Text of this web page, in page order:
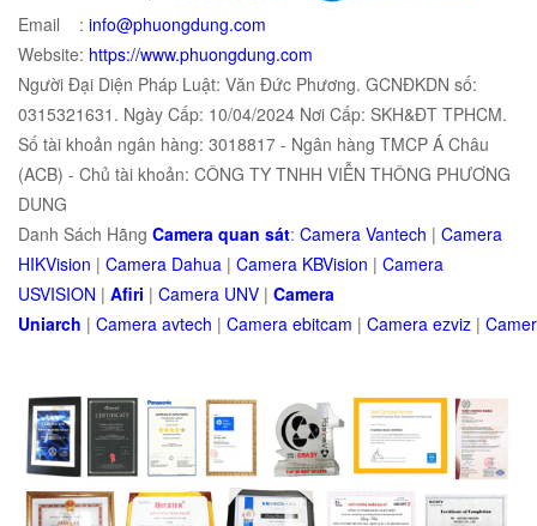
Email : info@phuongdung.com
Website: https://www.phuongdung.com
Người Đại Diện Pháp Luật: Văn Đức Phương. GCNĐKDN số:
0315321631. Ngày Cấp: 10/04/2024 Nơi Cấp: SKH&ĐT TPHCM.
Số tài khoản ngân hàng: 3018817 - Ngân hàng TMCP Á Châu
(ACB) - Chủ tài khoản: CÔNG TY TNHH VIỄN THÔNG PHƯƠNG
DUNG
Danh Sách Hãng Camera quan sát: Camera Vantech | Camera
HIKVision | Camera Dahua | Camera KBVision | Camera
USVISION | Afiri | Camera UNV | Camera
Uniarch | Camera avtech | Camera ebitcam | Camera ezviz |